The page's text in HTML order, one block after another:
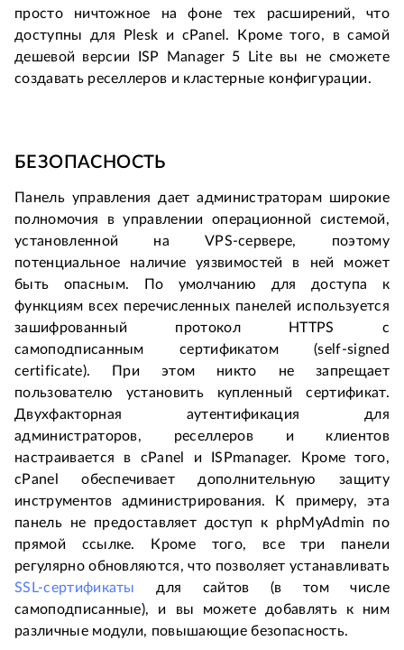
просто ничтожное на фоне тех расширений, что
доступны для Plesk и cPanel. Кроме того, в самой
дешевой версии ISP Manager 5 Lite вы не сможете
создавать реселлеров и кластерные конфигурации.
БЕЗОПАСНОСТЬ
Панель управления дает администраторам широкие
полномочия в управлении операционной системой,
установленной на VPS-сервере, поэтому
потенциальное наличие уязвимостей в ней может
быть опасным. По умолчанию для доступа к
функциям всех перечисленных панелей используется
зашифрованный протокол HTTPS с
самоподписанным сертификатом (self-signed
certificate). При этом никто не запрещает
пользователю установить купленный сертификат.
Двухфакторная аутентификация для
администраторов, реселлеров и клиентов
настраивается в cPanel и ISPmanager. Кроме того,
cPanel обеспечивает дополнительную защиту
инструментов администрирования. К примеру, эта
панель не предоставляет доступ к phpMyAdmin по
прямой ссылке. Кроме того, все три панели
регулярно обновляются, что позволяет устанавливать
SSL-сертификаты
для сайтов (в том числе
самоподписанные), и вы можете добавлять к ним
различные модули, повышающие безопасность.